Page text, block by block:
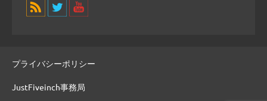
プライバシーポリシー
JustFiveinch事務局